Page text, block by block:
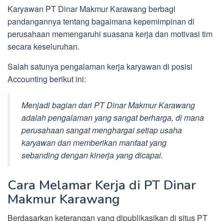
Karyawan PT Dinar Makmur Karawang berbagi
pandangannya tentang bagaimana kepemimpinan di
perusahaan memengaruhi suasana kerja dan motivasi tim
secara keseluruhan.
Salah satunya pengalaman kerja karyawan di posisi
Accounting berikut ini:
Menjadi bagian dari PT Dinar Makmur Karawang
adalah pengalaman yang sangat berharga, di mana
perusahaan sangat menghargai setiap usaha
karyawan dan memberikan manfaat yang
sebanding dengan kinerja yang dicapai.
Cara Melamar Kerja di PT Dinar
Makmur Karawang
Berdasarkan keterangan yang dipublikasikan di situs PT